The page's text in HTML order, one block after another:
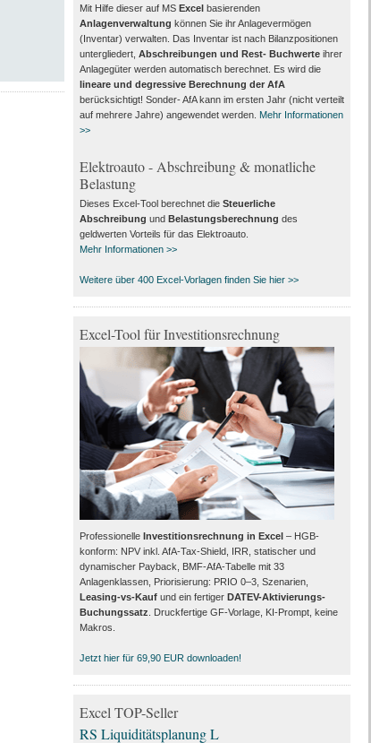
Mit Hilfe dieser auf MS Excelbasierenden
Anlagenverwaltung können Sie ihr Anlagevermögen
(Inventar) verwalten. Das Inventar ist nach Bilanzpositionen
untergliedert, Abschreibungen und Rest- Buchwerteihrer
Anlagegüter werden automatisch berechnet. Es wird die
lineare und degressive Berechnung der AfA
berücksichtigt! Sonder- AfA kann im ersten Jahr (nicht verteilt
auf mehrere Jahre) angewendet werden. Mehr Informationen
>>
Elektroauto - Abschreibung & monatliche
Belastung
Dieses Excel-Tool berechnet die Steuerliche
Abschreibung und Belastungsberechnung des
geldwerten Vorteils für das Elektroauto.
Mehr Informationen >>
Weitere über 400 Excel-Vorlagen finden Sie hier >>
Excel-Tool für Investitionsrechnung
Professionelle Investitionsrechnung in Excel– HGB-
konform: NPV inkl. AfA-Tax-Shield, IRR, statischer und
dynamischer Payback, BMF-AfA-Tabelle mit 33
Anlagenklassen, Priorisierung: PRIO 0–3, Szenarien,
Leasing-vs-Kaufund ein fertiger DATEV-Aktivierungs-
Buchungssatz . Druckfertige GF-Vorlage, KI-Prompt, keine
Makros.
Jetzt hier für 69,90 EUR downloaden!
Excel TOP-Seller
RS Liquiditätsplanung L